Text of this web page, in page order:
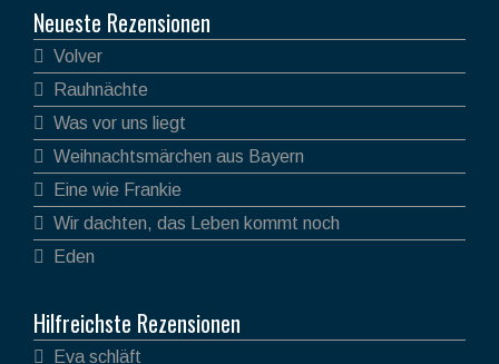
Neueste Rezensionen
Volver
Rauhnächte
Was vor uns liegt
Weihnachtsmärchen aus Bayern
Eine wie Frankie
Wir dachten, das Leben kommt noch
Eden
Hilfreichste Rezensionen
Eva schläft